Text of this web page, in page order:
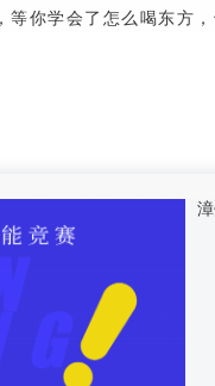
你学会了怎么喝东方，